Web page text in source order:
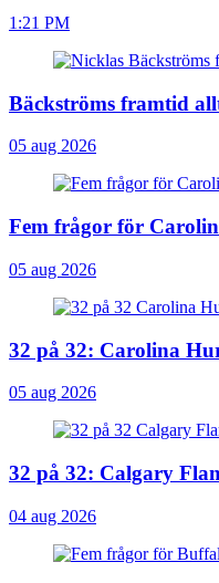
1:21 PM
Bäckströms framtid
05 aug 2026
Fem frågor för
05 aug 2026
32 på 32: Carolina
05 aug 2026
32 på 32: Calgary
04 aug 2026